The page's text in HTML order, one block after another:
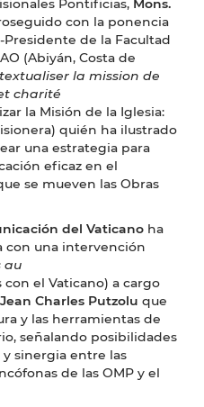
con la ponencia
Presidente de la Facultad
(Abiyán, Costa de
la mission de
charité
la Misión de la Iglesia:
quién ha ilustrado
una estrategia para
eficaz en el
se mueven las Obras
del Vaticano ha
con una intervención
au
el Vaticano) a cargo
Jean Charles Putzolu que
y las herramientas de
señalando posibilidades
sinergia entre las
de las OMP y el